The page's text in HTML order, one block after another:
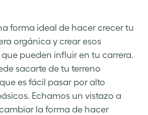
forma ideal de hacer crecer tu
orgánica y crear esos
pueden influir en tu carrera.
sacarte de tu terreno
es fácil pasar por alto
Echamos un vistazo a
la forma de hacer